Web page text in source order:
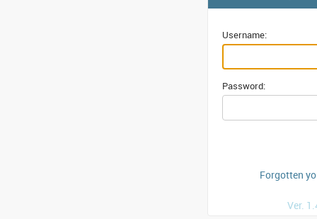
Username:
Password:
Forgotten
Ver.